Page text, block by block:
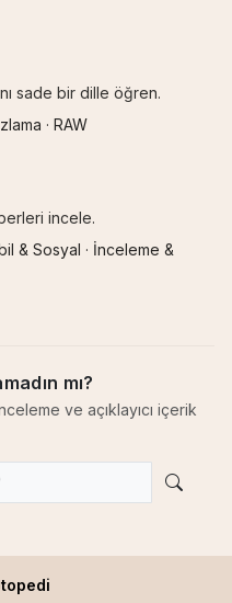
sade bir dille öğren.
· RAW
incele.
& Sosyal · İnceleme &
mı?
ve açıklayıcı içerik